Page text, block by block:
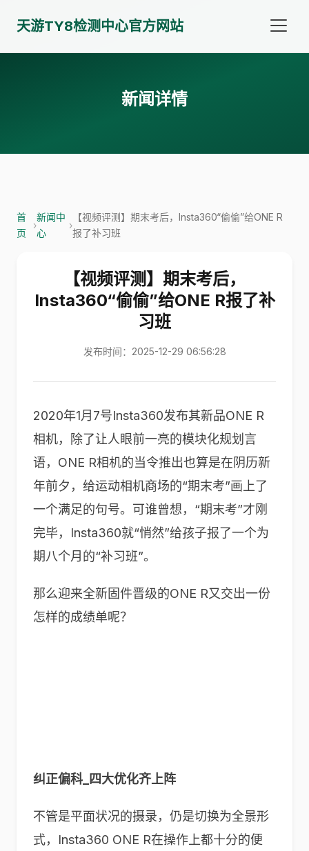
天游TY8检测中心官方网站
新闻详情
首
页
›
新闻中
心
›
【视频评测】期末考后，Insta360“偷偷”给ONE R
报了补习班
【视频评测】期末考后，
Insta360“偷偷”给ONE R报了补
习班
发布时间：2025-12-29 06:56:28
2020年1月7号Insta360发布其新品ONE R
相机，除了让人眼前一亮的模块化规划言
语，ONE R相机的当令推出也算是在阴历新
年前夕，给运动相机商场的“期末考”画上了
一个满足的句号。可谁曾想，“期末考”才刚
完毕，Insta360就“悄然”给孩子报了一个为
期八个月的“补习班”。
那么迎来全新固件晋级的ONE R又交出一份
怎样的成绩单呢？
纠正偏科_四大优化齐上阵
不管是平面状况的摄录，仍是切换为全景形
式，Insta360 ONE R在操作上都十分的便